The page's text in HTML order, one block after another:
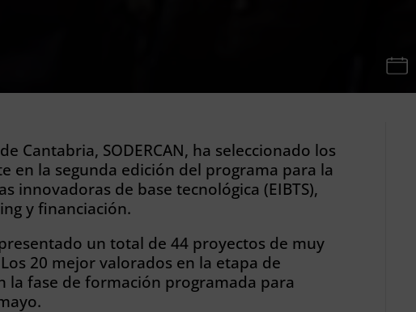
Cantabria, SODERCAN, ha seleccionado los
en la segunda edición del programa para la
innovadoras de base tecnológica (EIBTS),
y financiación.
un total de 44 proyectos de muy
20 mejor valorados en la etapa de
la fase de formación programada para